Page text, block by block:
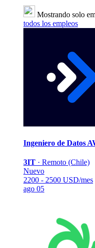
Mostrando solo
todos los empleos
Ingeniero de Datos
3IT · Remoto (Chile)
Nuevo
2200 - 2500 USD/mes
ago 05